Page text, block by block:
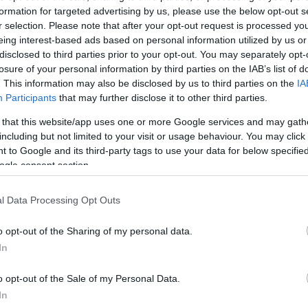
for targeted advertising by us, please use the below opt-out
selection. Please note that after your opt-out request is processed
interest-based ads based on personal information utilized by us
to third parties prior to your opt-out. You may separately
of your personal information by third parties on the IAB’s list of
This information may also be disclosed by us to third parties on the
Participants that may further disclose it to other third parties.
that this website/app uses one or more Google services and may
but not limited to your visit or usage behaviour. You may
to Google and its third-party tags to use your data for below
consent section.
Data Processing Opt Outs
opt-out of the Sharing of my personal data.
opt-out of the Sale of my Personal Data.
Μελόνι.
δεν έχει σοβαρή διάθεση να τελειώσει ο
θεωρώ ότι η μπλόφα αυτή πρέπει να εξακριβωθεί.
να γίνει μια σοβαρή πρόταση, να τεθεί στο
και ποιός όχι.
μια σοβαρή και λογική πρόταση ή Ευρώπη, η
θα δηλώσουν παρούσες. Ελπίζουμε να το κάνει
και να είναι απούσα», ολοκλήρωσε η Ιταλίδα